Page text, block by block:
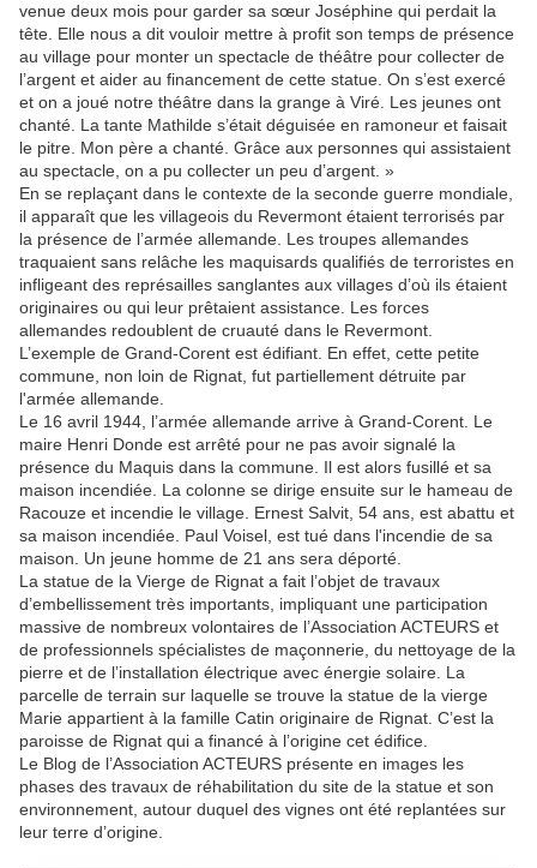
venue deux mois pour garder sa sœur Joséphine qui perdait la
tête. Elle nous a dit vouloir mettre à profit son temps de présence
au village pour monter un spectacle de théâtre pour collecter de
l’argent et aider au financement de cette statue. On s’est exercé
et on a joué notre théâtre dans la grange à Viré. Les jeunes ont
chanté. La tante Mathilde s’était déguisée en ramoneur et faisait
le pitre. Mon père a chanté. Grâce aux personnes qui assistaient
au spectacle, on a pu collecter un peu d’argent. »
En se replaçant dans le contexte de la seconde guerre mondiale,
il apparaît que les villageois du Revermont étaient terrorisés par
la présence de l’armée allemande. Les troupes allemandes
traquaient sans relâche les maquisards qualifiés de terroristes en
infligeant des représailles sanglantes aux villages d’où ils étaient
originaires ou qui leur prêtaient assistance. Les forces
allemandes redoublent de cruauté dans le Revermont.
L’exemple de Grand-Corent est édifiant. En effet, cette petite
commune, non loin de Rignat, fut partiellement détruite par
l'armée allemande.
Le 16 avril 1944, l’armée allemande arrive à Grand-Corent. Le
maire Henri Donde est arrêté pour ne pas avoir signalé la
présence du Maquis dans la commune. Il est alors fusillé et sa
maison incendiée. La colonne se dirige ensuite sur le hameau de
Racouze et incendie le village. Ernest Salvit, 54 ans, est abattu et
sa maison incendiée. Paul Voisel, est tué dans l'incendie de sa
maison. Un jeune homme de 21 ans sera déporté.
La statue de la Vierge de Rignat a fait l’objet de travaux
d’embellissement très importants, impliquant une participation
massive de nombreux volontaires de l’Association ACTEURS et
de professionnels spécialistes de maçonnerie, du nettoyage de la
pierre et de l’installation électrique avec énergie solaire. La
parcelle de terrain sur laquelle se trouve la statue de la vierge
Marie appartient à la famille Catin originaire de Rignat. C’est la
paroisse de Rignat qui a financé à l’origine cet édifice.
Le Blog de l’Association ACTEURS présente en images les
phases des travaux de réhabilitation du site de la statue et son
environnement, autour duquel des vignes ont été replantées sur
leur terre d’origine.